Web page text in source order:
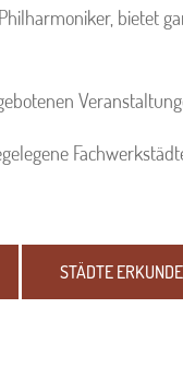
bietet
STÄDTE